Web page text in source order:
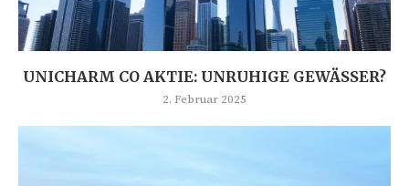
UNICHARM CO AKTIE: UNRUHIGE GEWÄSSER?
2. Februar 2025